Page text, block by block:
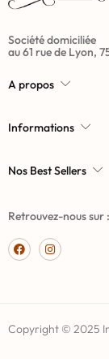
Société domiciliée
au 61 rue de Lyon,
A propos
Informations
Nos Best Sellers
Retrouvez-nous sur :
Copyright © 2025